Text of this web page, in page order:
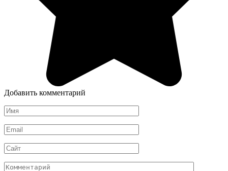
Добавить комментарий
Имя
*
Email
*
Сайт
Комментарий